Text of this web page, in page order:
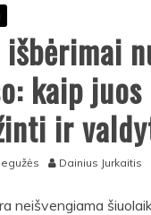
išbėrimai
kaip juos
ir
Dainius Jurkaitis
neišvengiama